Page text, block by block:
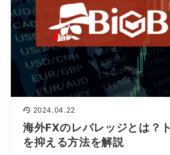
2024.04.22
海外FXのレバレッジとは？
を抑える方法を解説